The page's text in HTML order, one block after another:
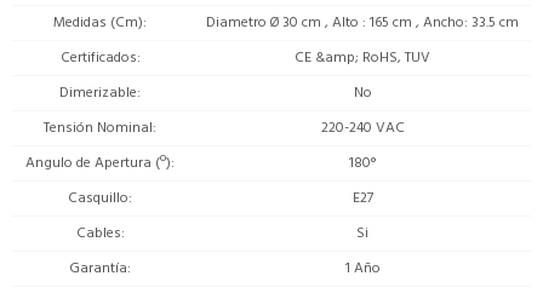
Medidas (Cm)
Diametro Ø 30 cm , Alto : 165 cm , Ancho: 33.5 cm
Certificados
CE &amp; RoHS, TUV
Dimerizable
No
Tensión Nominal
220-240 VAC
Angulo de Apertura (º)
180°
Casquillo
E27
Cables
Si
Garantía
1 Año